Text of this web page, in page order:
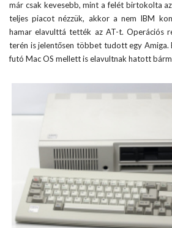
már csak kevesebb, mint a felét birtokolta
teljes piacot nézzük, akkor a nem IBM
hamar elavulttá tették az AT-t. Operációs
terén is jelentősen többet tudott egy Amiga.
futó Mac OS mellett is elavultnak hatott